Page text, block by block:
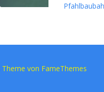
Theme von FameThemes